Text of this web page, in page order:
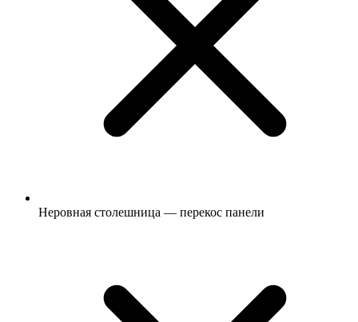
Неровная столешница — перекос панели